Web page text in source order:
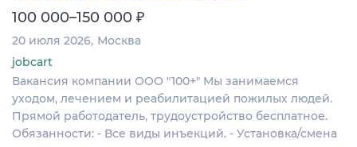
100 000–150 000 ₽
20 июля 2026 Москва
jobcart
Вакансия компании ООО "100+" Мы занимаемся
уходом, лечением и реабилитацией пожилых людей.
Прямой работодатель, трудоустройство бесплатное.
Обязанности: - Все виды инъекций. - Установка/смена